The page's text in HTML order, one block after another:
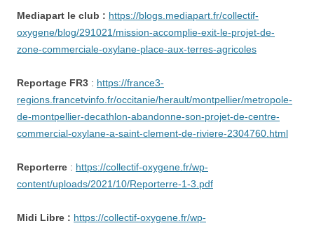
Mediapart le club : https://blogs.mediapart.fr/collectif-
oxygene/blog/291021/mission-accomplie-exit-le-projet-de-
zone-commerciale-oxylane-place-aux-terres-agricoles
Reportage FR3 : https://france3-
regions.francetvinfo.fr/occitanie/herault/montpellier/metropole-
de-montpellier-decathlon-abandonne-son-projet-de-centre-
commercial-oxylane-a-saint-clement-de-riviere-2304760.html
Reporterre : https://collectif-oxygene.fr/wp-
content/uploads/2021/10/Reporterre-1-3.pdf
Midi Libre : https://collectif-oxygene.fr/wp-